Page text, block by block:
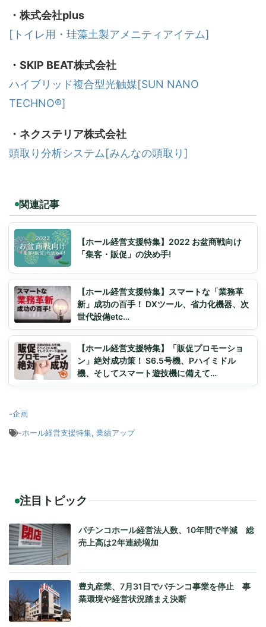
・株式会社plus
[トイレ用・珪藻土製アメニティアイテム]
・SKIP BEAT株式会社
ハイブリッド複合型光触媒[SUN NANO
TECHNO®︎]
・ネクステリア株式会社
頭取り分析システム[みんなの頭取り]
関連記事
【ホール経営支援特集】2022 お盆商戦向け
「集客・販促」の決め手!
【ホール経営支援特集】スマートな「業務革
新」成功の百手！ DXツール、省力化機器、次
世代設備etc…
【ホール経営支援特集】「販促プロモーショ
ン」絶対成功策！ S6.5号機、Pハイミドル
機、そしてスマート遊技機に備えて…
-企画
-ホール経営支援特集, 業績アップ
注目トピック
パチンコホール経営法人数、10年間で半減 総
売上高は2年連続増加
豊丸産業、7月31日でパチンコ事業を停止 事
業環境や経営状況踏まえ決断